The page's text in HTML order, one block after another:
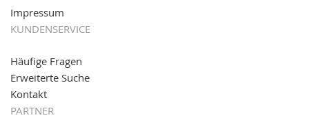
Impressum
KUNDENSERVICE
Häufige Fragen
Erweiterte Suche
Kontakt
PARTNER